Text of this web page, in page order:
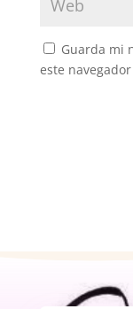
Guarda mi
este